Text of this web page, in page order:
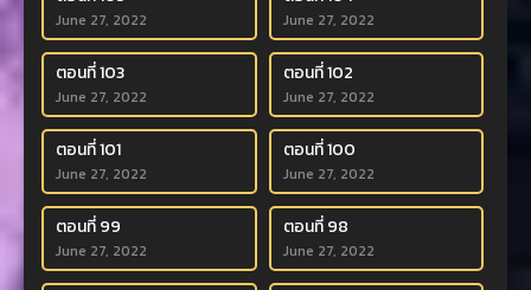
June 27, 2022 June 27, 2022
ตอนที่ 103
June 27, 2022
ตอนที่ 102
June 27, 2022
ตอนที่ 101
June 27, 2022
ตอนที่ 100
June 27, 2022
ตอนที่ 99
June 27, 2022
ตอนที่ 98
June 27, 2022